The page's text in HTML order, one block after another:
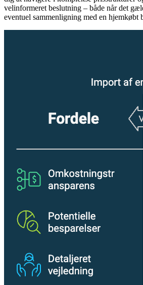
velinformeret beslutning – både når det
eventuel sammenligning med en hjemkøbt